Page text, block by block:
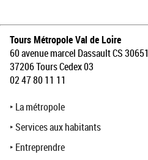
Tours Métropole Val de Loire
60 avenue marcel Dassault CS 30651
37206 Tours Cedex 03
02 47 80 11 11
‣ La métropole
‣Services aux habitants
‣ Entreprendre